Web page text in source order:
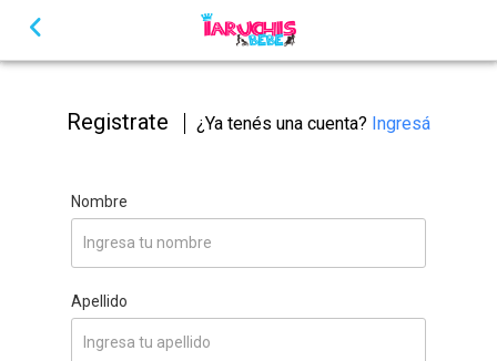
Registrate ¿Ya tenés una cuenta? Ingresá
Nombre
Apellido